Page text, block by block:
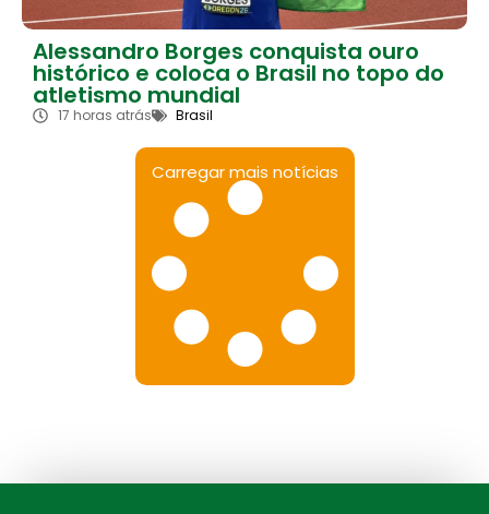
Alessandro Borges conquista ouro
histórico e coloca o Brasil no topo do
atletismo mundial
17 horas atrás Brasil
Carregar mais notícias